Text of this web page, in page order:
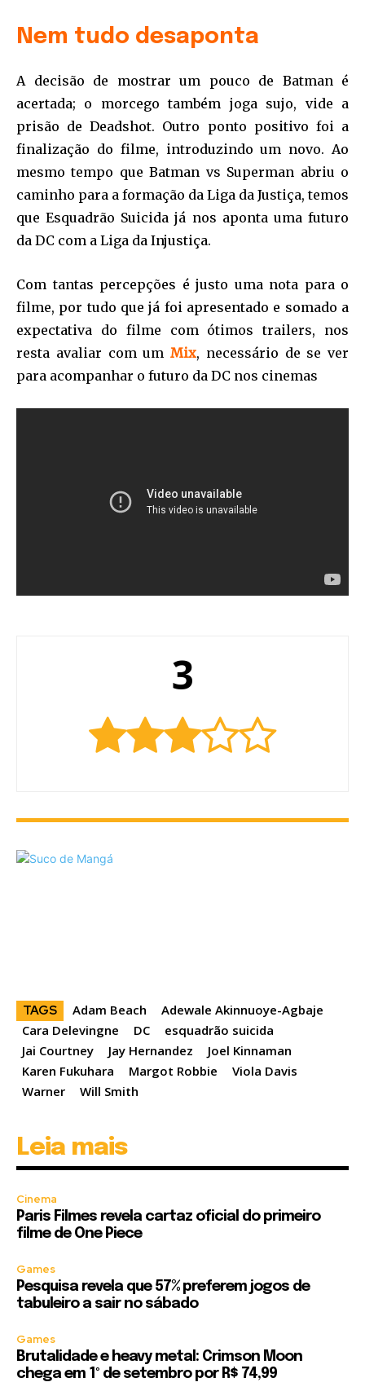
Nem tudo desaponta
A decisão de mostrar um pouco de Batman é
acertada; o morcego também joga sujo, vide a
prisão de Deadshot. Outro ponto positivo foi a
finalização do filme, introduzindo um novo. Ao
mesmo tempo que Batman vs Superman abriu o
caminho para a formação da Liga da Justiça, temos
que Esquadrão Suicida já nos aponta uma futuro
da DC com a Liga da Injustiça.
Com tantas percepções é justo uma nota para o
filme, por tudo que já foi apresentado e somado a
expectativa do filme com ótimos trailers, nos
resta avaliar com um Mix, necessário de se ver
para acompanhar o futuro da DC nos cinemas
3
TAGS Adam Beach
Adewale Akinnuoye-Agbaje
Cara Delevingne
DC
esquadrão suicida
Jai Courtney
Jay Hernandez
Joel Kinnaman
Karen Fukuhara
Margot Robbie
Viola Davis
Warner
Will Smith
Leia mais
Cinema
Paris Filmes revela cartaz oficial do primeiro
filme de One Piece
Games
Pesquisa revela que 57% preferem jogos de
tabuleiro a sair no sábado
Games
Brutalidade e heavy metal: Crimson Moon
chega em 1º de setembro por R$ 74,99